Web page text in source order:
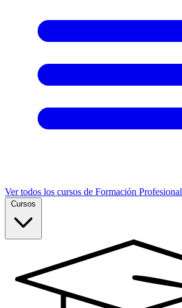
Ver todos los cursos de Formación Profesional
Cursos